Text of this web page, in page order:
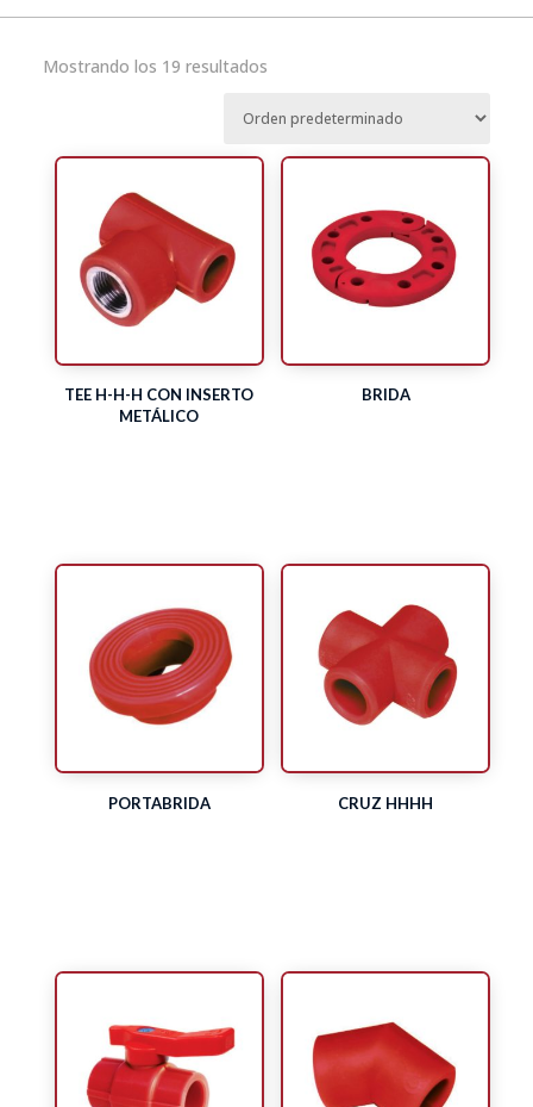
Mostrando los 19 resultados
TEE H-H-H CON INSERTO
METÁLICO
BRIDA
PORTABRIDA CRUZ HHHH